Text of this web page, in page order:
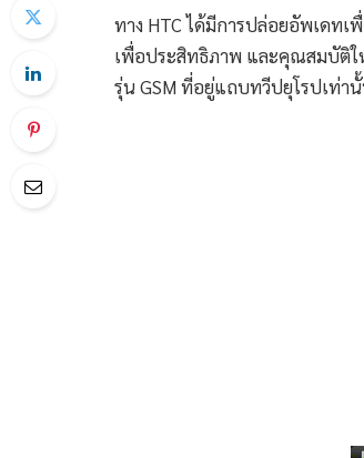
ทาง HTC ได้มีการปล่อยอัพเดท
เพื่อประสิทธิภาพ และคุณสมบัติให
รุ่น GSM ที่อยู่แถบทวีปยุโรปเท่